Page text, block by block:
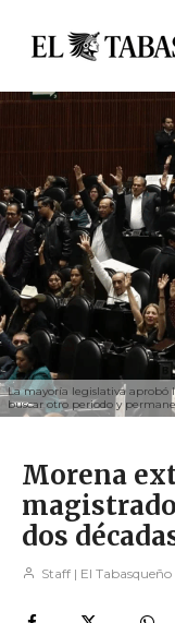
La mayoría legislativa aprobó
buscar otro periodo y
Morena
dos
Staff | El Tabasqueño